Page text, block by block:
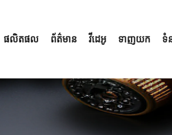
ផលិតផល ព័ត៌មាន វីដេអូ ទាញយក ទំ